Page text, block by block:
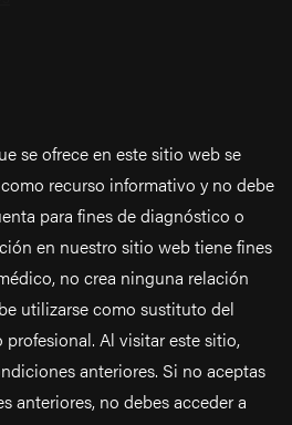
se ofrece en este sitio web se
recurso informativo y no debe
para fines de diagnóstico o
en nuestro sitio web tiene fines
no crea ninguna relación
utilizarse como sustituto del
Al visitar este sitio,
anteriores. Si no aceptas
anteriores, no debes acceder a